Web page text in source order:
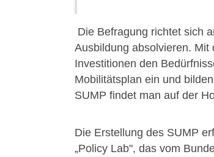
Die Befragung richtet sich
Ausbildung absolvieren.
Investitionen den
Mobilitätsplan ein und
SUMP findet man auf der
Die Erstellung des SUMP
„Policy Lab", das vom